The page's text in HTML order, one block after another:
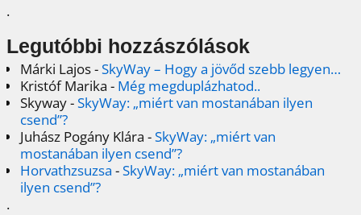
.
Legutóbbi hozzászólások
Márki Lajos-SkyWay – Hogy a jövőd szebb legyen…
Kristóf Marika - Még megduplázhatod..
Skyway-SkyWay: „miért van mostanában ilyen
csend”?
Juhász Pogány Klára -SkyWay: „miért van
mostanában ilyen csend”?
Horvathzsuzsa -SkyWay: „miért van mostanában
ilyen csend”?
.